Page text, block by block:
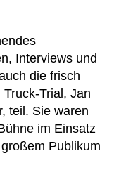
Interviews und
die frisch
Trial, Jan
teil. Sie waren
im Einsatz
Publikum